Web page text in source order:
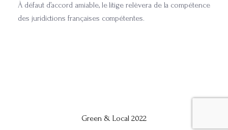
À défaut d’accord amiable, le litige relèvera de la compétence
des juridictions françaises compétentes.
Green & Local 2022